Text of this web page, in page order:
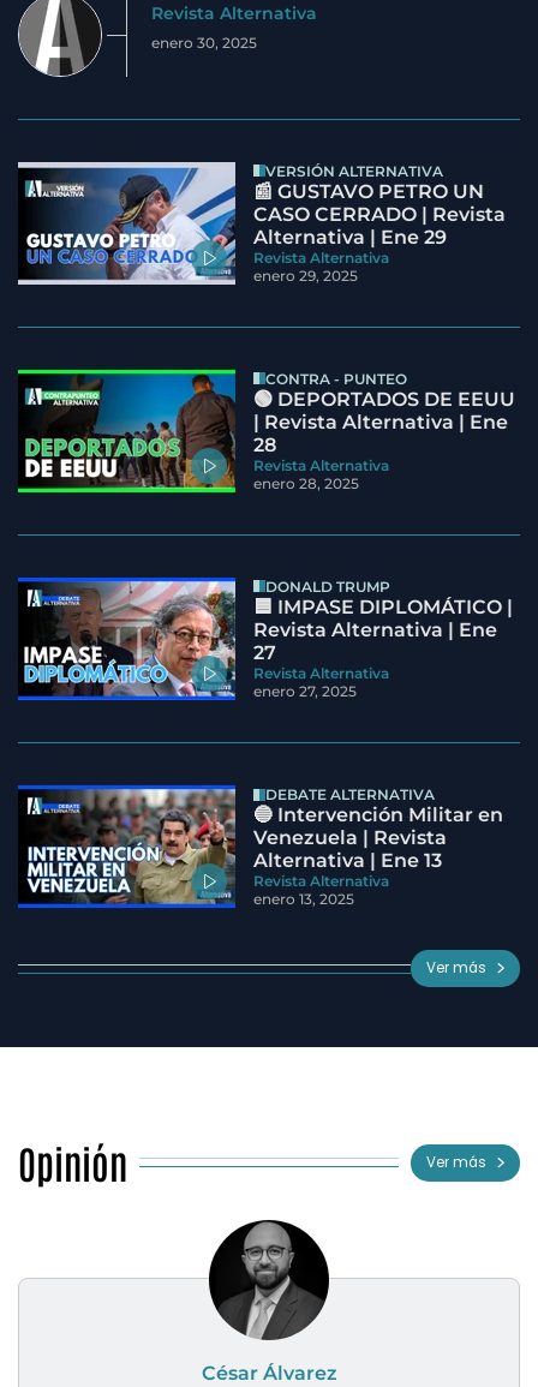
Revista Alternativa
enero 30, 2025
VERSIÓN ALTERNATIVA
📰 GUSTAVO PETRO UN
CASO CERRADO | Revista
Alternativa | Ene 29
Revista Alternativa
enero 29, 2025
CONTRA - PUNTEO
🟢 DEPORTADOS DE EEUU
| Revista Alternativa | Ene
28
Revista Alternativa
enero 28, 2025
DONALD TRUMP
🟦 IMPASE DIPLOMÁTICO |
Revista Alternativa | Ene
27
Revista Alternativa
enero 27, 2025
DEBATE ALTERNATIVA
🔵 Intervención Militar en
Venezuela | Revista
Alternativa | Ene 13
Revista Alternativa
enero 13, 2025
Ver más
Opinión Ver más
César Álvarez